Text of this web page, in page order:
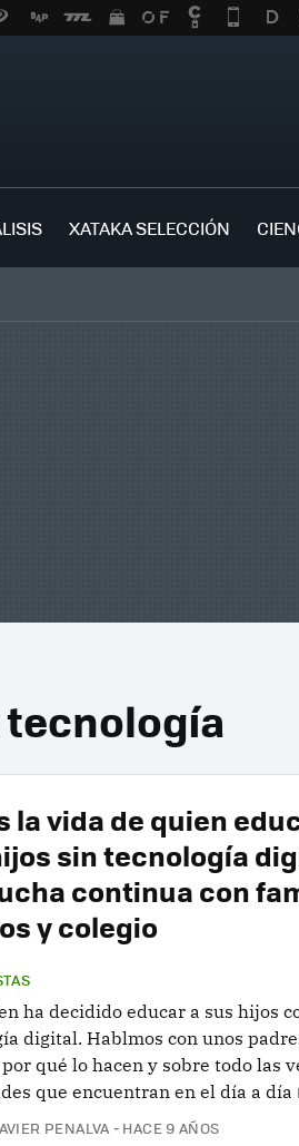
XATAKA SELECCIÓN
tecnología
la vida de quien
sin tecnología
continua con
y colegio
ha decidido educar a sus hijos
digital. Hablmos con unos
qué lo hacen y sobre todo las
que encuentran en el día a día
PENALVA HACE 9 AÑOS